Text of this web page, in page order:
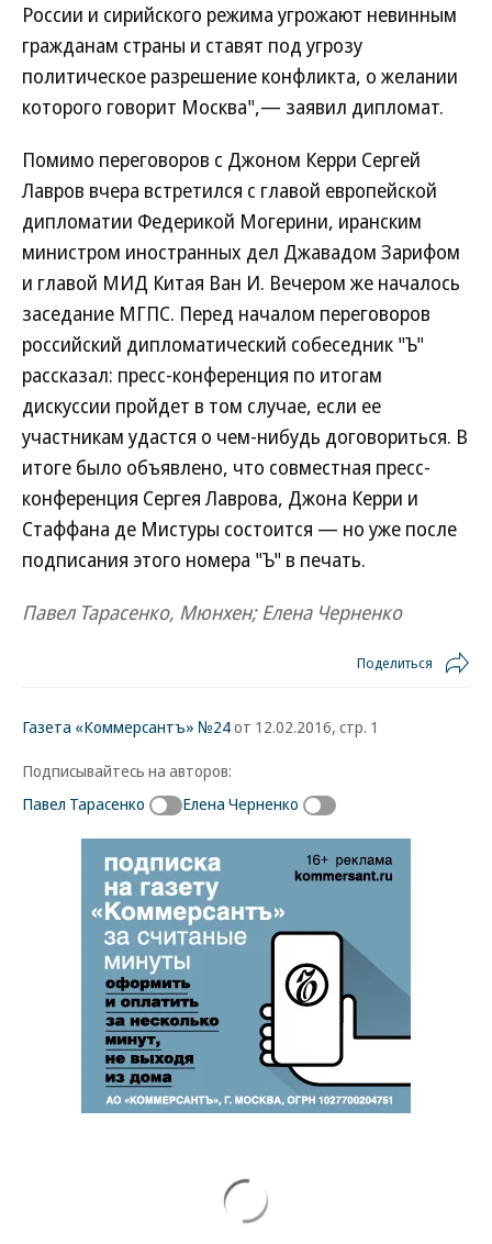
России и сирийского режима угрожают невинным
гражданам страны и ставят под угрозу
политическое разрешение конфликта, о желании
которого говорит Москва",— заявил дипломат.
Помимо переговоров с Джоном Керри Сергей
Лавров вчера встретился с главой европейской
дипломатии Федерикой Могерини, иранским
министром иностранных дел Джавадом Зарифом
и главой МИД Китая Ван И. Вечером же началось
заседание МГПС. Перед началом переговоров
российский дипломатический собеседник "Ъ"
рассказал: пресс-конференция по итогам
дискуссии пройдет в том случае, если ее
участникам удастся о чем-нибудь договориться. В
итоге было объявлено, что совместная пресс-
конференция Сергея Лаврова, Джона Керри и
Стаффана де Мистуры состоится — но уже после
подписания этого номера "Ъ" в печать.
Павел Тарасенко, Мюнхен; Елена Черненко
Поделиться
Газета «Коммерсантъ» №24от 12.02.2016, стр. 1
Подписывайтесь на авторов:
Павел Тарасенко
Елена Черненко